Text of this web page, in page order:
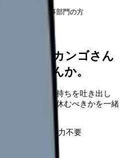
り入れたい人事部門の方
なら、カンゴさん
みませんか。
せん。今の気持ちを吐き出し
べきか、少し休むべきかを一緒
病院名は入力不要
する